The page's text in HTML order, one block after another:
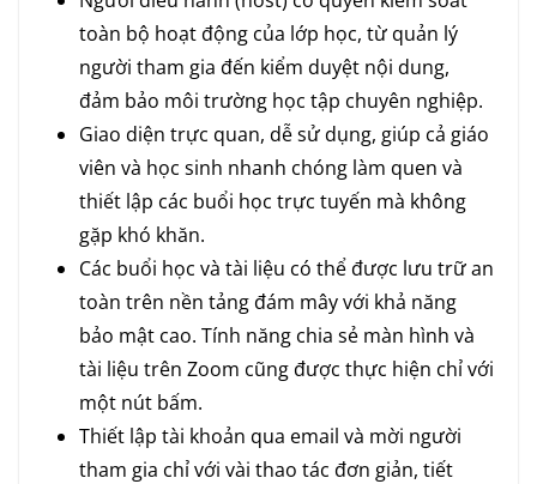
toàn bộ hoạt động của lớp học, từ quản lý
người tham gia đến kiểm duyệt nội dung,
đảm bảo môi trường học tập chuyên nghiệp.
Giao diện trực quan, dễ sử dụng, giúp cả giáo
viên và học sinh nhanh chóng làm quen và
thiết lập các buổi học trực tuyến mà không
gặp khó khăn.
Các buổi học và tài liệu có thể được lưu trữ an
toàn trên nền tảng đám mây với khả năng
bảo mật cao. Tính năng chia sẻ màn hình và
tài liệu trên Zoom cũng được thực hiện chỉ với
một nút bấm.
Thiết lập tài khoản qua email và mời người
tham gia chỉ với vài thao tác đơn giản, tiết